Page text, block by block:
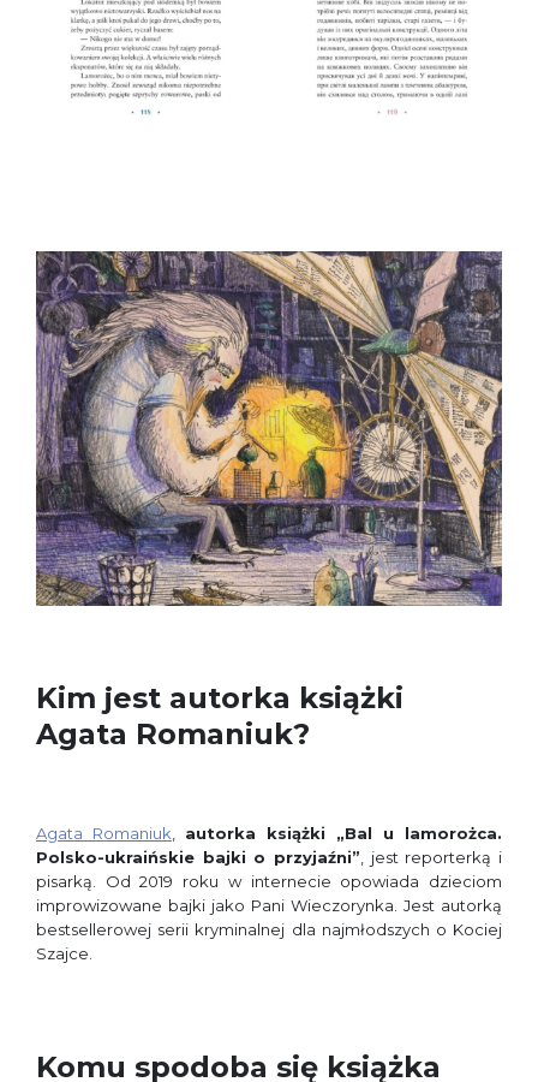
Kim jest autorka książki
Agata Romaniuk?
Agata Romaniuk, autorka książki „Bal u lamorożca.
Polsko-ukraińskie bajki o przyjaźni”, jest reporterką i
pisarką. Od 2019 roku w internecie opowiada dzieciom
improwizowane bajki jako Pani Wieczorynka. Jest autorką
bestsellerowej serii kryminalnej dla najmłodszych o Kociej
Szajce.
Komu spodoba się książka